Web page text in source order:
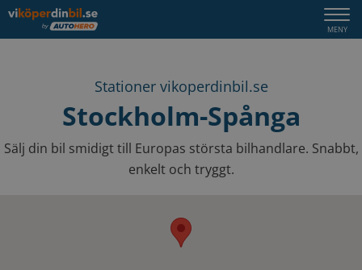
MENY
Stationer vikoperdinbil.se
Stockholm-Spånga
Sälj din bil smidigt till Europas största bilhandlare. Snabbt,
enkelt och tryggt.